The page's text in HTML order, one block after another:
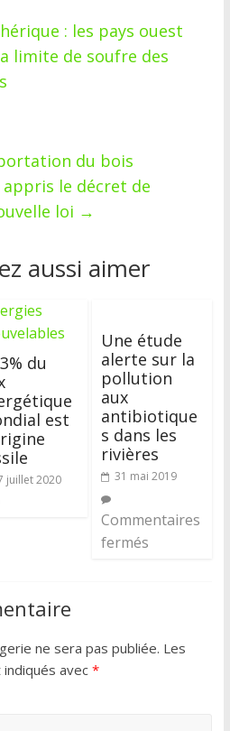
: les pays ouest
limite de soufre des
du bois
le décret de
loi →
aussi aimer
du
est
juillet 2020
Une étude
alerte sur la
pollution
aux
antibiotique
s dans les
rivières
31 mai 2019
Commentaires
fermés
ne sera pas publiée. Les
avec *